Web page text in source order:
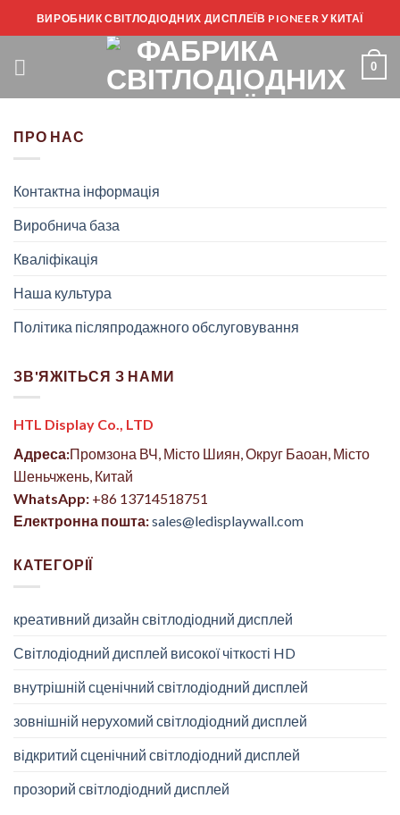
Перейти
до
ВИРОБНИК СВІТЛОДІОДНИХ ДИСПЛЕЇВ PIONEER У КИТАЇ
0
ПРО НАС
Контактна інформація
Виробнича база
Кваліфікація
Наша культура
Політика післяпродажного обслуговування
ЗВ'ЯЖІТЬСЯ З НАМИ
HTL Display Co., LTD
Адреса:Промзона ВЧ, Місто Шиян, Округ Баоан, Місто
Шеньчжень, Китай
WhatsApp: +86 13714518751
Електронна пошта:sales@ledisplaywall.com
КАТЕГОРІЇ
креативний дизайн світлодіодний дисплей
Світлодіодний дисплей високої чіткості HD
внутрішній сценічний світлодіодний дисплей
зовнішній нерухомий світлодіодний дисплей
відкритий сценічний світлодіодний дисплей
прозорий світлодіодний дисплей